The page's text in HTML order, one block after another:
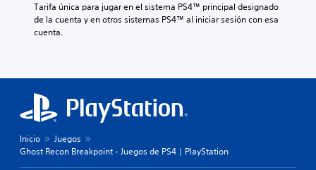
Tarifa única para jugar en el sistema PS4™ principal designado
de la cuenta y en otros sistemas PS4™ al iniciar sesión con esa
cuenta.
Inicio
Juegos
Ghost Recon Breakpoint - Juegos de PS4 | PlayStation